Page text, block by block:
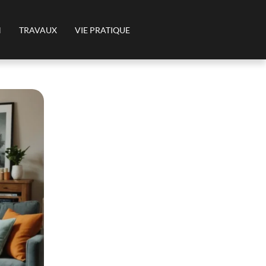
TRAVAUX VIE PRATIQUE